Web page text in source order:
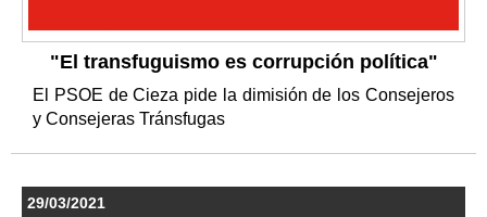
"El transfuguismo es corrupción política"
El PSOE de Cieza pide la dimisión de los Consejeros
y Consejeras Tránsfugas
29/03/2021